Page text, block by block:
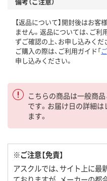
【返品について】開封後はお
ません。返品については、ご利
ずご確認の上、お申し込みくだ
ご購入の際は、ご利用ガイド「
申し込みください。
こちらの商品は一般商
です。お届け日の詳細
ます。
※ご注意【免責】
アスクルでは、サイト上に